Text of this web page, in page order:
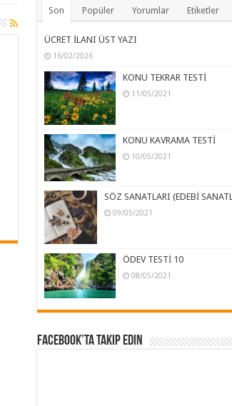
Son Popüler Yorumlar Etiketler
ÜCRET İLANI ÜST YAZI
16/02/2026
KONU TEKRAR TESTİ
11/05/2021
KONU KAVRAMA TESTİ
10/05/2021
SÖZ SANATLARI (EDEBİ
09/05/2021
ÖDEV TESTİ 10
08/05/2021
Facebook’ta Takip Edin